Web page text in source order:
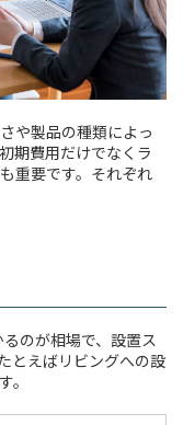
や製品の種類によっ
期費用だけでなくラ
重要です。それぞれ
のが相場で、設置ス
とえばリビングへの設
。